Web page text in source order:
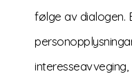
følge av dialogen.